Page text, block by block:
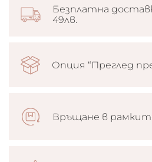
Безплатна
49лв.
Опция “Преглед
Връщане в